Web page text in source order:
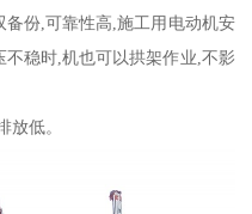
份,可靠性高,施工用电动机安
稳时,机也可以拱架作业,不影
放低。